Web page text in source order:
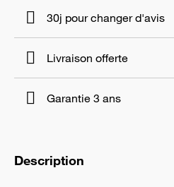
30j pour changer d'avis
Livraison offerte
Garantie 3 ans
Description